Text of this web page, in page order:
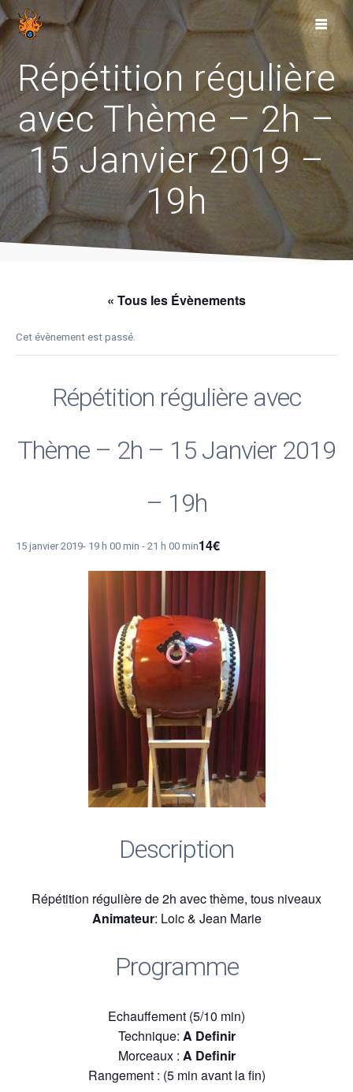
to
content
Répétition régulière
avec Thème – 2h –
15 Janvier 2019 –
19h
« Tous les Évènements
Cet évènement est passé.
Répétition régulière avec
Thème – 2h – 15 Janvier 2019
– 19h
15 janvier 2019- 19 h 00 min - 21 h 00 min14€
Description
Répétition régulière de 2h avec thème, tous niveaux
Animateur: Loic & Jean Marie
Programme
Echauffement (5/10 min)
Technique: A Definir
Morceaux : A Definir
Rangement : (5 min avant la fin)